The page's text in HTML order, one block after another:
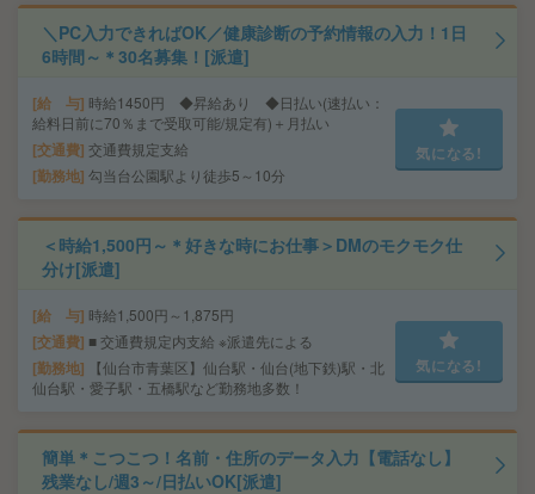
＼PC入力できればOK／健康診断の予約情報の入力！1日
6時間～＊30名募集！[派遣]
給 与 時給1450円 ◆昇給あり ◆日払い(速払い：
給料日前に70％まで受取可能/規定有)＋月払い
交通費 交通費規定支給
勤務地 勾当台公園駅より徒歩5～10分
気になる!
＜時給1,500円～＊好きな時にお仕事＞DMのモクモク仕
分け[派遣]
給 与 時給1,500円～1,875円
交通費 ■ 交通費規定内支給 ※派遣先による
勤務地
【仙台市青葉区】仙台駅・仙台(地下鉄)駅・北
仙台駅・愛子駅・五橋駅など勤務地多数！
気になる!
簡単＊こつこつ！名前・住所のデータ入力【電話なし】
残業なし/週3～/日払いOK[派遣]